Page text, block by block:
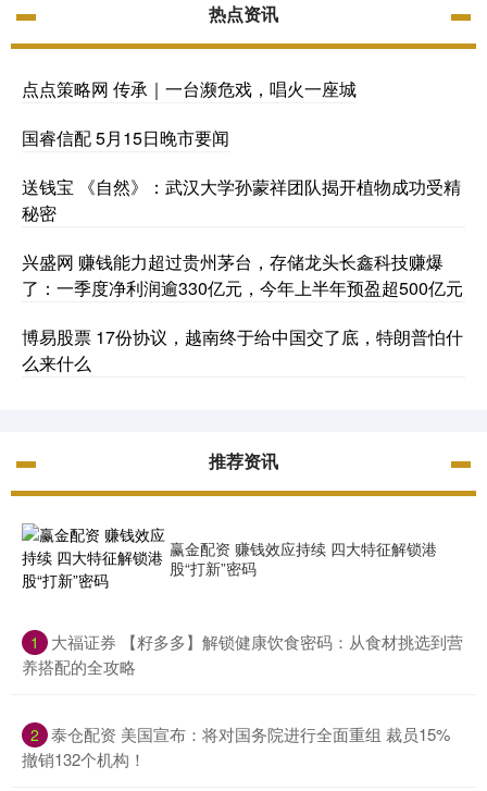
热点资讯
点点策略网 传承｜一台濒危戏，唱火一座城
国睿信配 5月15日晚市要闻
送钱宝 《自然》：武汉大学孙蒙祥团队揭开植物成功受精
秘密
兴盛网 赚钱能力超过贵州茅台，存储龙头长鑫科技赚爆
了：一季度净利润逾330亿元，今年上半年预盈超500亿元
博易股票 17份协议，越南终于给中国交了底，特朗普怕什
么来什么
推荐资讯
赢金配资 赚钱效应持续 四大特征解锁港
股“打新”密码
1
​大福证券 【籽多多】解锁健康饮食密码：从食材挑选到营
养搭配的全攻略
2 ​泰仓配资 美国宣布：将对国务院进行全面重组 裁员15%
撤销132个机构！